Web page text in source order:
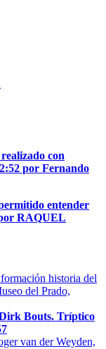
con
por Fernando
entender
RAQUEL
Bouts. Tríptico